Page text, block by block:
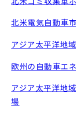
北米電気自動車
アジア太平洋地
欧州の自動車エ
アジア太平洋地
場